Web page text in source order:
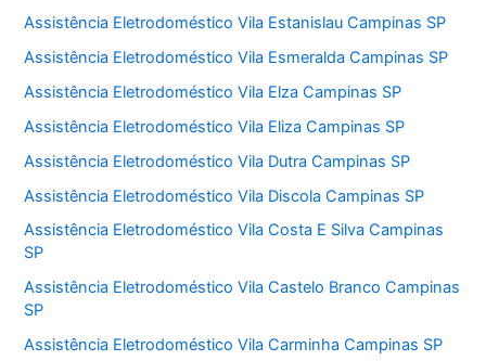
Assistência Eletrodoméstico Vila Estanislau Campinas SP
Assistência Eletrodoméstico Vila Esmeralda Campinas SP
Assistência Eletrodoméstico Vila Elza Campinas SP
Assistência Eletrodoméstico Vila Eliza Campinas SP
Assistência Eletrodoméstico Vila Dutra Campinas SP
Assistência Eletrodoméstico Vila Discola Campinas SP
Assistência Eletrodoméstico Vila Costa E Silva Campinas
SP
Assistência Eletrodoméstico Vila Castelo Branco Campinas
SP
Assistência Eletrodoméstico Vila Carminha Campinas SP